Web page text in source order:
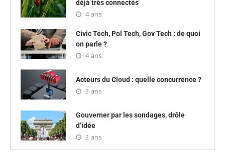
déjà très connectés
4 ans
Civic Tech, Pol Tech, Gov Tech : de quoi
on parle ?
4 ans
Acteurs du Cloud : quelle concurrence ?
3 ans
Gouverner par les sondages, drôle
d’idée
3 ans